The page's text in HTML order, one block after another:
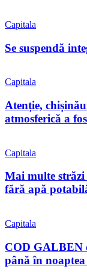
Capitala
Se suspendă
Capitala
Atenție,
atmosferică a
Capitala
Mai multe
fără apă
Capitala
COD GALBEN
până în